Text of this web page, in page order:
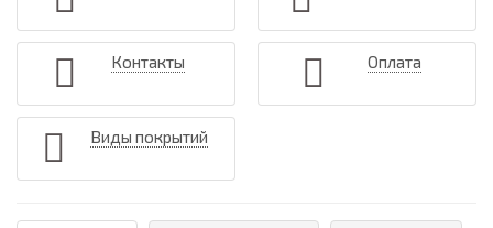
Контакты Оплата
Виды покрытий